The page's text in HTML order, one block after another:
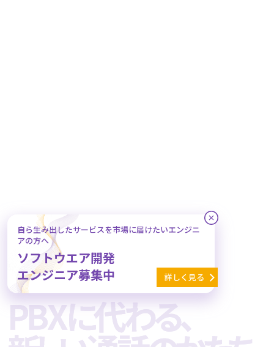
自ら生み出したサービスを市場に届けたいエンジニ
アの方へ
ソフトウエア開発
エンジニア募集中
詳しく見る